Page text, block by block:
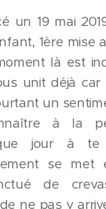
un 19 mai
1ère mise
là est
unit déjà
un
à la
jour à te
se
de
ne pas y